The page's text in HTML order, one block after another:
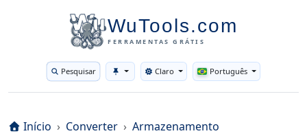
WuTools.com
FERRAMENTAS GRÁTIS
Pesquisar Toggle theme
Claro Português
Início Converter
Armazenamento